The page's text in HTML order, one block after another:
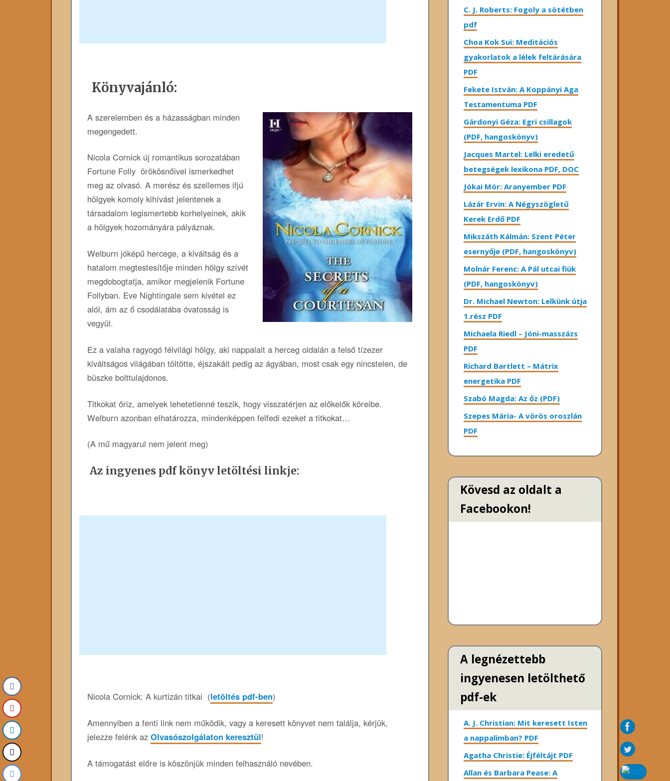
Könyvajánló:
A szerelemben és a házasságban minden
megengedett.
Nicola Cornick új romantikus sorozatában
Fortune Folly örökösnőivel ismerkedhet
meg az olvasó. A merész és szellemes ifjú
hölgyek komoly kihívást jelentenek a
társadalom legismertebb korhelyeinek, akik
a hölgyek hozományára pályáznak.
Welburn jóképű hercege, a kiváltság és a
hatalom megtestesítője minden hölgy szívét
megdobogtatja, amikor megjelenik Fortune
Follyban. Eve Nightingale sem kivétel ez
alól, ám az ő csodálatába óvatosság is
vegyül.
Ez a valaha ragyogó félvilági hölgy, aki nappalait a herceg oldalán a felső tízezer
kiváltságos világában töltötte, éjszakáit pedig az ágyában, most csak egy nincstelen, de
büszke bolttulajdonos.
Titkokat őriz, amelyek lehetetlenné teszik, hogy visszatérjen az előkelők köreibe.
Welburn azonban elhatározza, mindenképpen felfedi ezeket a titkokat…
(A mű magyarul nem jelent meg)
Az ingyenes pdf könyv letöltési linkje:
Nicola Cornick: A kurtizán titkai (letöltés pdf-ben)
Amennyiben a fenti link nem működik, vagy a keresett könyvet nem találja, kérjük,
jelezze felénk az Olvasószolgálaton keresztül!
A támogatást előre is köszönjük minden felhasználó nevében.
C. J. Roberts: Fogoly a sötétben
pdf
Choa Kok Sui: Meditációs
gyakorlatok a lélek feltárására
PDF
Fekete István: A Koppányi Aga
Testamentuma PDF
Gárdonyi Géza: Egri csillagok
(PDF, hangoskönyv)
Jacques Martel: Lelki eredetű
betegségek lexikona PDF, DOC
Jókai Mór: Aranyember PDF
Lázár Ervin: A Négyszögletű
Kerek Erdő PDF
Mikszáth Kálmán: Szent Péter
esernyője (PDF, hangoskönyv)
Molnár Ferenc: A Pál utcai fiúk
(PDF, hangoskönyv)
Dr. Michael Newton: Lelkünk útja
1.rész PDF
Michaela Riedl – Jóni-masszázs
PDF
Richard Bartlett – Mátrix
energetika PDF
Szabó Magda: Az őz (PDF)
Szepes Mária- A vörös oroszlán
PDF
Kövesd az oldalt a
Facebookon!
A legnézettebb
ingyenesen letölthető
pdf-ek
A. J. Christian: Mit keresett Isten
a nappalimban? PDF
Agatha Christie: Éjféltájt PDF
Allan és Barbara Pease: A